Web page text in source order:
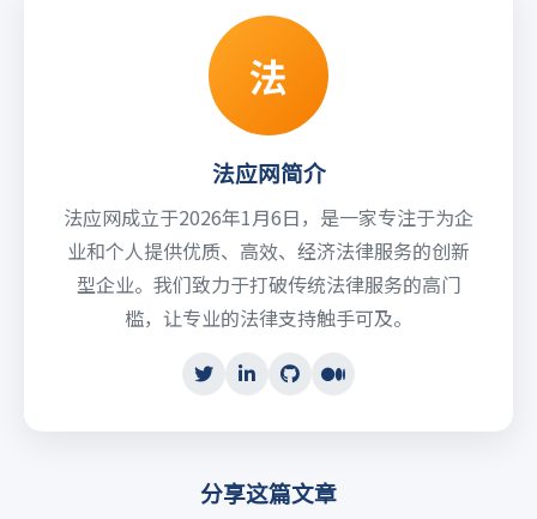
法
法应网简介
法应网成立于2026年1月6日，是一家专注于为企
业和个人提供优质、高效、经济法律服务的创新
型企业。我们致力于打破传统法律服务的高门
槛，让专业的法律支持触手可及。
分享这篇文章